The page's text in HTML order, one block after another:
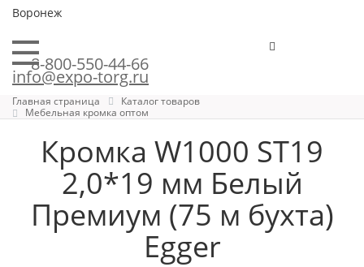
Воронеж
8-800-550-44-66
info@expo-torg.ru
Главная страница
Каталог товаров
Мебельная кромка оптом
Кромка W1000 ST19
2,0*19 мм Белый
Премиум (75 м бухта)
Egger